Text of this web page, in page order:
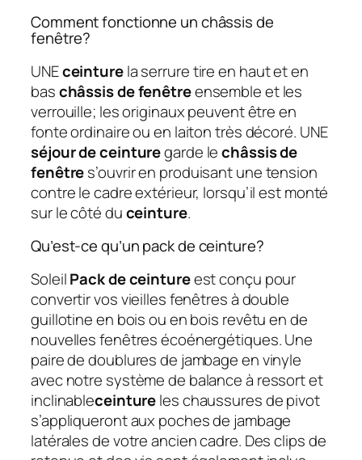
Comment fonctionne un châssis de
fenêtre?
UNEceinturela serrure tire en haut et en
baschâssis de fenêtreensemble et les
verrouille; les originaux peuvent être en
fonte ordinaire ou en laiton très décoré. UNE
séjour de ceinturegarde lechâssis de
fenêtres’ouvrir en produisant une tension
contre le cadre extérieur, lorsqu’il est monté
sur le côté duceinture.
Qu’est-ce qu’un pack de ceinture?
SoleilPack de ceintureest conçu pour
convertir vos vieilles fenêtres à double
guillotine en bois ou en bois revêtu en de
nouvelles fenêtres écoénergétiques. Une
paire de doublures de jambage en vinyle
avec notre système de balance à ressort et
inclinableceintureles chaussures de pivot
s’appliqueront aux poches de jambage
latérales de votre ancien cadre. Des clips de